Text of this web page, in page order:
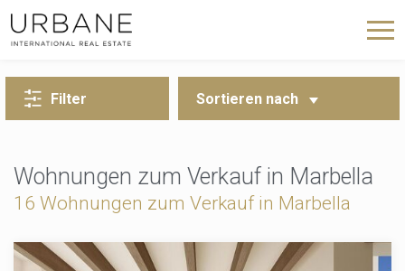
Filter Sortieren nach
Wohnungen zum Verkauf in Marbella
16 Wohnungen zum Verkauf in Marbella